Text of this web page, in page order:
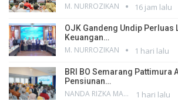
M. NURROZIKAN 16 jam lalu
OJK Gandeng Undip Perluas
Keuangan…
M. NURROZIKAN 1 hari lalu
BRI BO Semarang Pattimura
Pensiunan…
NANDA RIZKA MAHENDRA 1 hari lalu